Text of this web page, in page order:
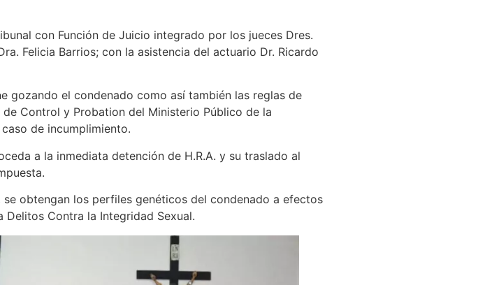
con Función de Juicio integrado por los jueces Dres.
Felicia Barrios; con la asistencia del actuario Dr. Ricardo
gozando el condenado como así también las reglas de
Control y Probation del Ministerio Público de la
de incumplimiento.
a la inmediata detención de H.R.A. y su traslado al
obtengan los perfiles genéticos del condenado a efectos
Contra la Integridad Sexual.